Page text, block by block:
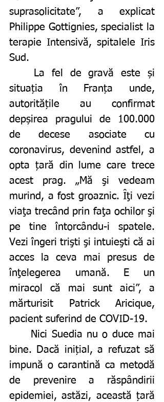
suprasolicitate”, a explicat
Philippe Gottignies, specialist la
terapie Intensivă, spitalele Iris
Sud.
situația în Franța unde,
autoritățile au confirmat
depșirea pragului de 100.000
de decese asociate cu
coronavirus, devenind astfel, a
opta țară din lume care trece
acest prag. „Mă şi vedeam
murind, a fost groaznic. Îţi vezi
viaţa trecând prin faţa ochilor şi
pe tine întorcându-i spatele.
Vezi îngeri trişti şi intuieşti că ai
acces la ceva mai presus de
înţelegerea umană. E un
miracol că mai sunt aici”, a
mărturisit
Patrick Aricique,
pacient suferind de COVID-19.
bine. Dacă inițial, a refuzat să
impună o carantină ca metodă
de prevenire a răspândirii
epidemiei, astăzi, această țară